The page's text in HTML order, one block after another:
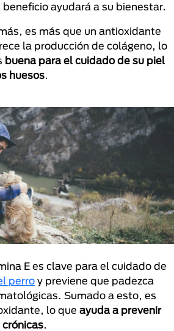
beneficio ayudará a su bienestar.
es más que un antioxidante
la producción de colágeno, lo
buena para el cuidado de su piel
huesos.
E es clave para el cuidado de
perro y previene que padezca
Sumado a esto, es
lo que ayuda a prevenir
.